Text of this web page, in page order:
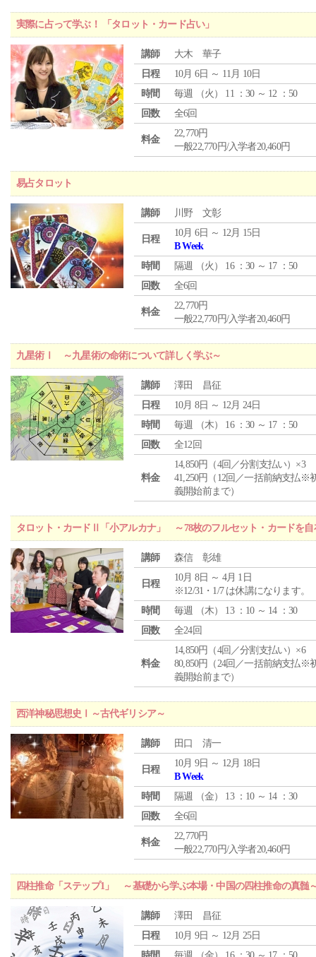
実際に占って学ぶ！ 「タロット・カード占い」
講師
大木 華子
日程
10月 6日 ～ 11月 10日
時間
毎週 （火 ） 11 ：30 ～ 12 ：50
回数
全6回
料金
22,770円
一般22,770円/入学者20,460円
易占タロット
講師 川野 文彰
日程
10月 6日 ～ 12月 15日
B Week
時間
隔週 （火 ） 16 ：30 ～ 17 ：50
回数
全6回
料金
22,770円
一般22,770円/入学者20,460円
九星術Ⅰ ～九星術の命術について詳しく学ぶ～
講師
澤田 昌征
日程
10月 8日 ～ 12月 24日
時間
毎週 （木） 16 ：30 ～ 17 ：50
回数
全12回
料金
14,850円（4回／分割支払い）×3
41,250円（12回／一括前納支払※
義開始前まで）
タロット・カードⅡ「小アルカナ」 ～78枚のフルセット・カードを自
講師 森信 彰雄
日程
10月 8日 ～ 4月 1日
※12/31・1/7 は休講になります。
時間
毎週 （木） 13 ：10 ～ 14 ：30
回数
全24回
料金
14,850円（4回／分割支払い）×6
80,850円（24回／一括前納支払※
義開始前まで）
西洋神秘思想史Ⅰ～古代ギリシア～
講師 田口 清一
日程
10月 9日 ～ 12月 18日
B Week
時間
隔週 （金） 13 ：10 ～ 14 ：30
回数
全6回
料金
22,770円
一般22,770円/入学者20,460円
四柱推命「ステップ1」 ～基礎から学ぶ本場・中国の四柱推命の真髄
講師
澤田 昌征
日程
10月 9日 ～ 12月 25日